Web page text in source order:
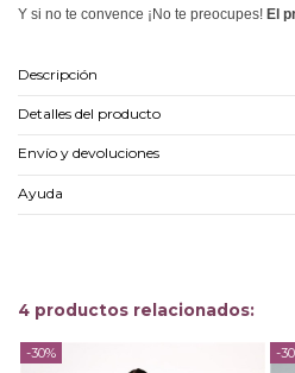
Y si no te convence ¡No te preocupes! El
Descripción
Detalles del producto
Envío y devoluciones
Ayuda
4 productos relacionados:
-30% -